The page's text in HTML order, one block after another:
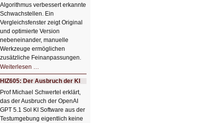
Algorithmus verbessert erkannte
Schwachstellen. Ein
Vergleichsfenster zeigt Original
und optimierte Version
nebeneinander, manuelle
Werkzeuge ermöglichen
zusätzliche Feinanpassungen.
Weiterlesen …
Bildverschönerung
mit
einem
Klick
HIZ606:
Bildverschönerung
mit
einem
Klick
HIZ605: Der Ausbruch der KI
Prof Michael Schwertel erklärt,
das der Ausbruch der OpenAI
GPT 5.1 Sol KI Software aus der
Testumgebung eigentlich keine